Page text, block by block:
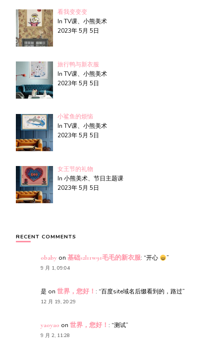
看我变变变
In TV课、小熊美术
2023年 5月 5日
旅行鸭与新衣服
In TV课、小熊美术
2023年 5月 5日
小鲨鱼的烦恼
In TV课、小熊美术
2023年 5月 5日
女王节的礼物
In 小熊美术、节日主题课
2023年 5月 5日
RECENT COMMENTS
obaby on 基础s2l11w91毛毛的新衣服: “开心 ”
9 月 1, 09:04
是 on 世界，您好！ : “百度site域名后缀看到的，路过”
12 月 19, 20:29
yaoyao on 世界，您好！ : “测试”
9 月 2, 11:28